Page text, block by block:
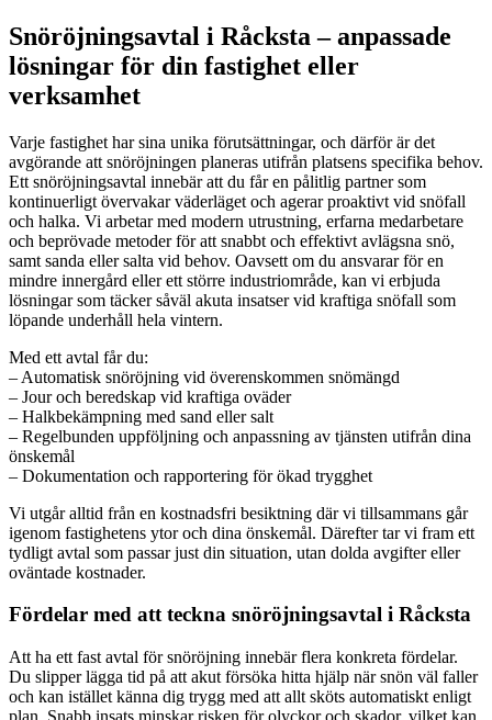
Snöröjningsavtal i Råcksta – anpassade
lösningar för din fastighet eller
verksamhet
Varje fastighet har sina unika förutsättningar, och därför är det
avgörande att snöröjningen planeras utifrån platsens specifika behov.
Ett snöröjningsavtal innebär att du får en pålitlig partner som
kontinuerligt övervakar väderläget och agerar proaktivt vid snöfall
och halka. Vi arbetar med modern utrustning, erfarna medarbetare
och beprövade metoder för att snabbt och effektivt avlägsna snö,
samt sanda eller salta vid behov. Oavsett om du ansvarar för en
mindre innergård eller ett större industriområde, kan vi erbjuda
lösningar som täcker såväl akuta insatser vid kraftiga snöfall som
löpande underhåll hela vintern.
Med ett avtal får du:
– Automatisk snöröjning vid överenskommen snömängd
– Jour och beredskap vid kraftiga oväder
– Halkbekämpning med sand eller salt
– Regelbunden uppföljning och anpassning av tjänsten utifrån dina
önskemål
– Dokumentation och rapportering för ökad trygghet
Vi utgår alltid från en kostnadsfri besiktning där vi tillsammans går
igenom fastighetens ytor och dina önskemål. Därefter tar vi fram ett
tydligt avtal som passar just din situation, utan dolda avgifter eller
oväntade kostnader.
Fördelar med att teckna snöröjningsavtal i Råcksta
Att ha ett fast avtal för snöröjning innebär flera konkreta fördelar.
Du slipper lägga tid på att akut försöka hitta hjälp när snön väl faller
och kan istället känna dig trygg med att allt sköts automatiskt enligt